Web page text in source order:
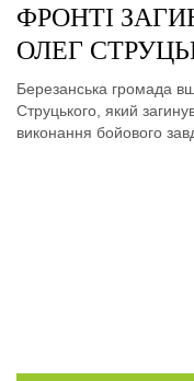
ФРОНТІ
ОЛЕГ
Березанська громада
Струцького, який
виконання бойового